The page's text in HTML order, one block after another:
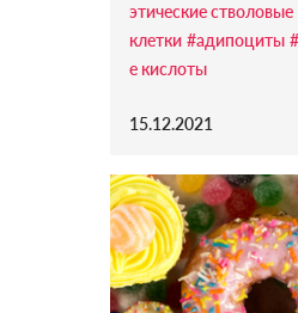
этические стволовые
клетки #адипоциты
е кислоты
15.12.2021